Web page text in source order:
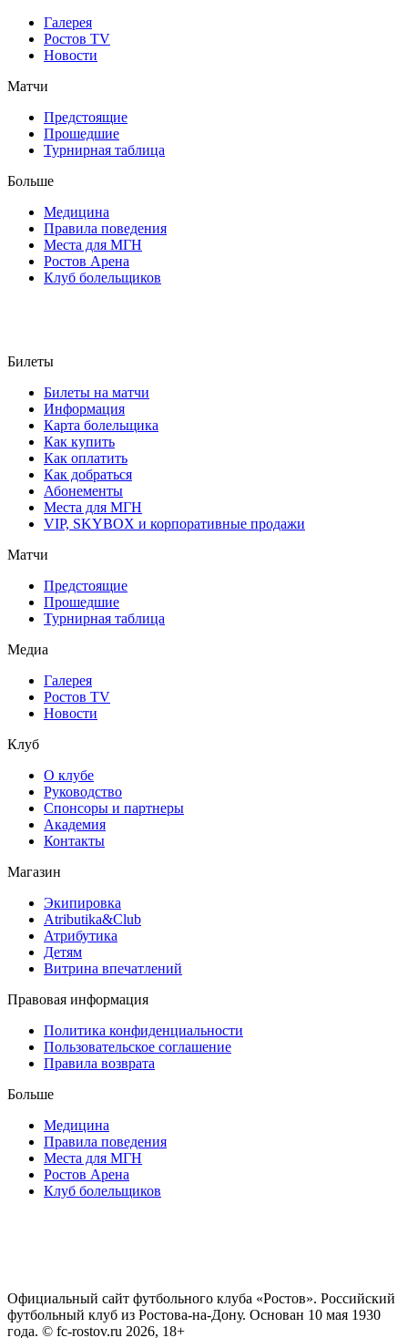
Галерея
Ростов TV
Новости
Матчи
Предстоящие
Прошедшие
Турнирная таблица
Больше
Медицина
Правила поведения
Места для МГН
Ростов Арена
Клуб болельщиков
Билеты
Билеты на матчи
Информация
Карта болельщика
Как купить
Как оплатить
Как добраться
Абонементы
Места для МГН
VIP, SKYBOX и корпоративные продажи
Матчи
Предстоящие
Прошедшие
Турнирная таблица
Медиа
Галерея
Ростов TV
Новости
Клуб
О клубе
Руководство
Спонсоры и партнеры
Академия
Контакты
Магазин
Экипировка
Atributika&Club
Атрибутика
Детям
Витрина впечатлений
Правовая информация
Политика конфиденциальности
Пользовательское соглашение
Правила возврата
Больше
Медицина
Правила поведения
Места для МГН
Ростов Арена
Клуб болельщиков
Официальный сайт футбольного клуба «Ростов». Российский
футбольный клуб из Ростова-на-Дону. Основан 10 мая 1930
года. © fc-rostov.ru 2026, 18+